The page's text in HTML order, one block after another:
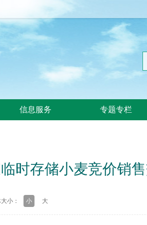
信息服务 专题专栏
时存储小麦竞价销
小： 小 大